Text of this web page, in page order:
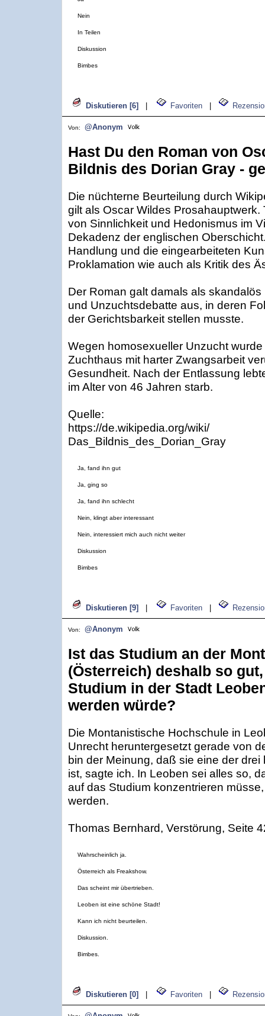
Nein
In Teilen
Diskussion
Bimbes
Diskutieren [6] Favoriten
Von: @Anonym
Hast Du den Roman von
Bildnis des Dorian Gray -
Die nüchterne Beurteilung durch
gilt als Oscar Wildes
von Sinnlichkeit und Hedonismus im
Dekadenz der englischen
Handlung und die eingearbeiteten
Proklamation wie auch als Kritik des
Der Roman galt damals als
und Unzuchtsdebatte aus, in deren
der Gerichtsbarkeit stellen musste.
Wegen homosexueller Unzucht
Zuchthaus mit harter Zwangsarbeit
Gesundheit. Nach der Entlassung
im Alter von 46 Jahren starb.
Quelle:
https://de.wikipedia.org/wiki/
Das_Bildnis_des_Dorian_Gray
Ja, fand ihn gut
Ja, ging so
Ja, fand ihn schlecht
Nein, klingt aber interessant
Nein, interessiert mich auch nicht weiter
Diskussion
Bimbes
Diskutieren [9] Favoriten
Von: @Anonym
Ist das Studium an der
(Österreich) deshalb so
Studium in der Stadt
werden würde?
Die Montanistische Hochschule in
Unrecht heruntergesetzt gerade von
bin der Meinung, daß sie eine der
ist, sagte ich. In Leoben sei alles so,
auf das Studium konzentrieren
werden.
Thomas Bernhard, Verstörung, Seite
Wahrscheinlich ja.
Österreich als Freakshow.
Das scheint mir übertrieben.
Leoben ist eine schöne Stadt!
Kann ich nicht beurteilen.
Diskussion.
Bimbes.
Diskutieren [0] Favoriten